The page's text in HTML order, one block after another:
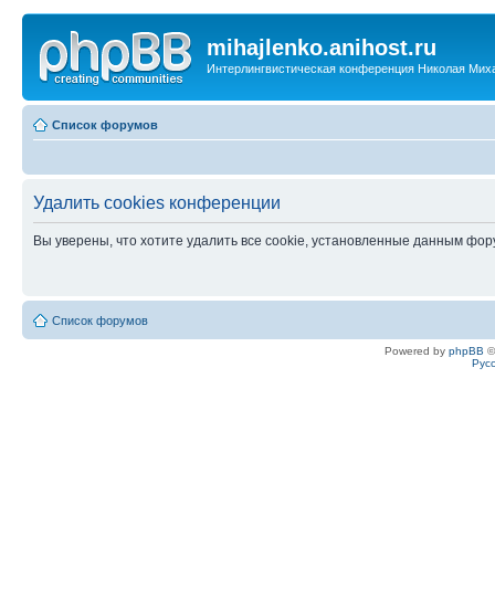
mihajlenko.anihost.ru
Интерлингвистическая конференция Николая
Список форумов
Удалить cookies конференции
Вы уверены, что хотите удалить все cookie, установленные данным
Список форумов
Powered by phpBB